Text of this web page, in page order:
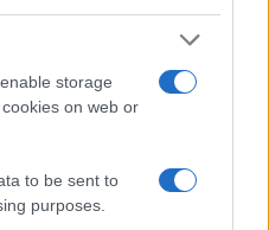
storage
on web or
to be sent to
purposes.
a Tavolara: salvate dai vigili
migliora il tempo in
in vacanza salva 6